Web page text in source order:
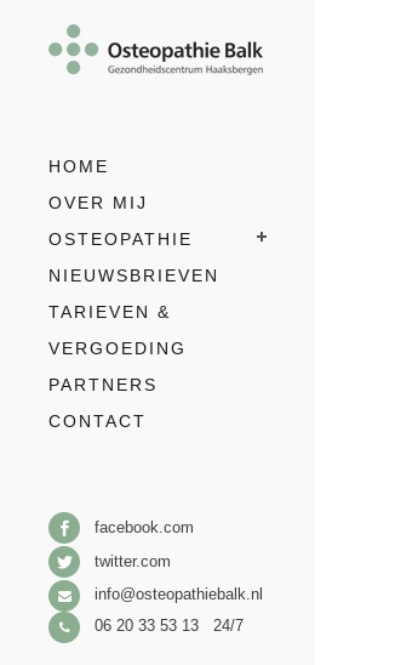
HOME
OVER MIJ
OSTEOPATHIE
NIEUWSBRIEVEN
TARIEVEN &
VERGOEDING
PARTNERS
CONTACT
facebook.com
twitter.com
info@osteopathiebalk.nl
06 20 33 53 13 24/7